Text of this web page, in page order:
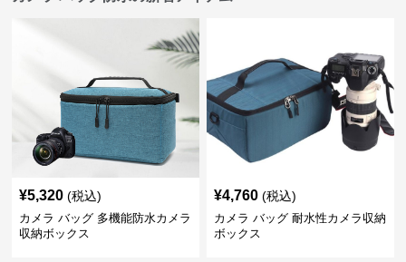
¥5,320 (税込)
カメラ バッグ 多機能防水カメラ
収納ボックス
¥4,760 (税込)
カメラ バッグ 耐水性カメラ収納
ボックス